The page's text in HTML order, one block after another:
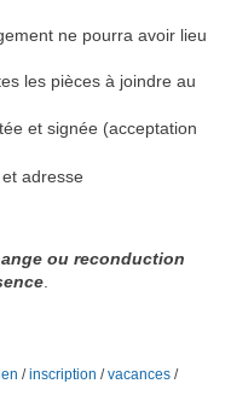
ne pourra avoir lieu
les pièces à joindre au
et signée (acceptation
adresse
ou reconduction
/inscription /vacances /